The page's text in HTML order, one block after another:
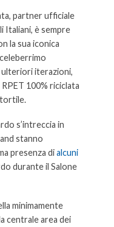
partner ufficiale
Italiani, è sempre
la sua iconica
iterazioni,
100% riciclata
tortile.
s’intreccia in
stanno
presenza dialcuni
durante il Salone
minimamente
centrale area dei